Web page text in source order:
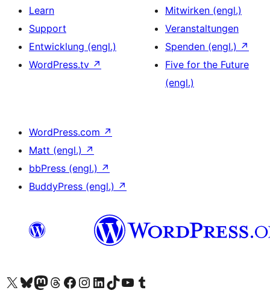
Learn
Support
Entwicklung (engl.)
WordPress.tv ↗
Mitwirken (engl.)
Veranstaltungen
Spenden (engl.) ↗
Five for the Future
(engl.)
WordPress.com ↗
Matt (engl.) ↗
bbPress (engl.) ↗
BuddyPress (engl.) ↗
Unser X-Konto (früher Twitter) besuchen
Unser Bluesky-Konto besuchen
Unser Mastodon-Konto besuchen
Unser Threads-Konto besuchen
Unsere Facebook-Seite besuchen
Unser Instagram-Konto besuchen
Unser LinkedIn-Konto besuchen
Unser TikTok-Konto besuchen
Unseren YouTube-Kanal besuchen
Unser Tumblr-Konto besuchen